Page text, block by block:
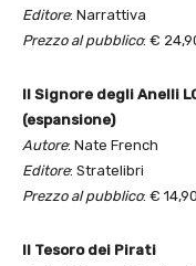
Editore: Narrattiva
Prezzo al pubblico: €
Il Signore degli Anelli
(espansione)
Autore: Nate French
Editore: Stratelibri
Prezzo al pubblico: € 14,90
Il Tesoro dei Pirati